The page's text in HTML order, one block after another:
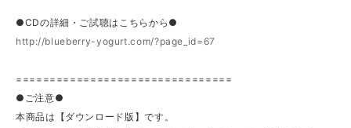
●CDの詳細・ご試聴はこちらから●
http://blueberry-yogurt.com/?page_id=67
================================
●ご注意●
本商品は【ダウンロード版】です。